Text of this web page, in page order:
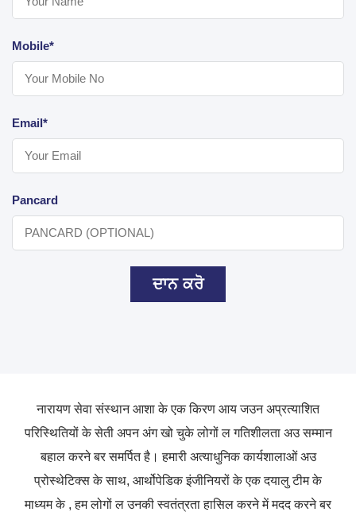
Mobile*
Email*
Pancard
ਦਾਨ ਕਰੋ
नारायण सेवा संस्थान आशा के एक किरण आय जउन अप्रत्याशित
परिस्थितियों के सेती अपन अंग खो चुके लोगों ल गतिशीलता अउ सम्मान
बहाल करने बर समर्पित है। हमारी अत्याधुनिक कार्यशालाओं अउ
प्रोस्थेटिक्स के साथ, आर्थोपेडिक इंजीनियरों के एक दयालु टीम के
माध्यम के , हम लोगों ल उनकी स्वतंत्रता हासिल करने में मदद करने बर